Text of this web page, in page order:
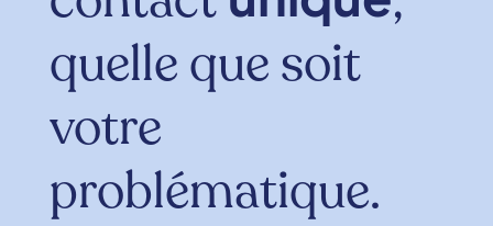
quelle que soit
votre
problématique.